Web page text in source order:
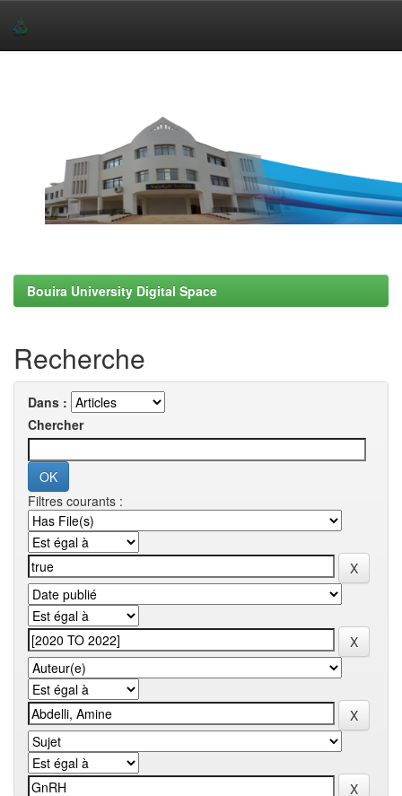
Bouira University Digital Space
Recherche
Dans :
Chercher
Filtres courants :